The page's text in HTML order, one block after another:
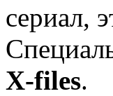
сериал,
X-files.